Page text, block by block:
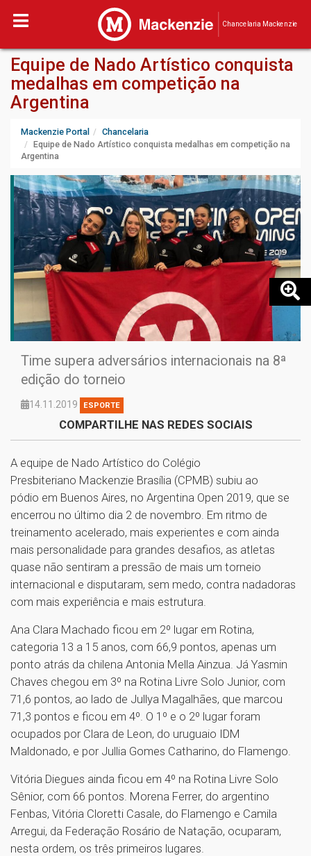
Chancelaria Mackenzie
Equipe de Nado Artístico conquista
medalhas em competição na
Argentina
Mackenzie Portal
Chancelaria
Equipe de Nado Artístico conquista medalhas em competição na
Argentina
Time supera adversários internacionais na 8ª
edição do torneio
14.11.2019 ESPORTE
COMPARTILHE NAS REDES SOCIAIS
A equipe de Nado Artístico do Colégio
Presbiteriano Mackenzie Brasília (CPMB) subiu ao
pódio em Buenos Aires, no Argentina Open 2019, que se
encerrou no último dia 2 de novembro. Em ritmo de
treinamento acelerado, mais experientes e com ainda
mais personalidade para grandes desafios, as atletas
quase não sentiram a pressão de mais um torneio
internacional e disputaram, sem medo, contra nadadoras
com mais experiência e mais estrutura.
Ana Clara Machado ficou em 2º lugar em Rotina,
categoria 13 a 15 anos, com 66,9 pontos, apenas um
ponto atrás da chilena Antonia Mella Ainzua. Já Yasmin
Chaves chegou em 3º na Rotina Livre Solo Junior, com
71,6 pontos, ao lado de Jullya Magalhães, que marcou
71,3 pontos e ficou em 4º. O 1º e o 2º lugar foram
ocupados por Clara de Leon, do uruguaio IDM
Maldonado, e por Jullia Gomes Catharino, do Flamengo.
Vitória Diegues ainda ficou em 4º na Rotina Livre Solo
Sênior, com 66 pontos. Morena Ferrer, do argentino
Fenbas, Vitória Cloretti Casale, do Flamengo e Camila
Arregui, da Federação Rosário de Natação, ocuparam,
nesta ordem, os três primeiros lugares.